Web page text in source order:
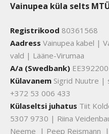
Vainupea küla selts
Registrikood 80361568
Aadress Vainupea kabel |
vald | Lääne-Virumaa
A/a (Swedbank)
Külavanem Sigrid Nuutre |
+372 53 006 433
Külaseltsi juhatus Tiit
5307 9730 | Riina
Neeme | Peep Reismann |